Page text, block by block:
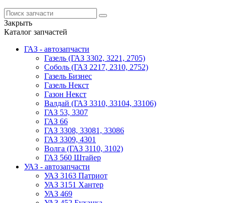
Закрыть
Каталог запчастей
ГАЗ - автозапчасти
Газель (ГАЗ 3302, 3221, 2705)
Соболь (ГАЗ 2217, 2310, 2752)
Газель Бизнес
Газель Некст
Газон Некст
Валдай (ГАЗ 3310, 33104, 33106)
ГАЗ 53, 3307
ГАЗ 66
ГАЗ 3308, 33081, 33086
ГАЗ 3309, 4301
Волга (ГАЗ 3110, 3102)
ГАЗ 560 Штайер
УАЗ - автозапчасти
УАЗ 3163 Патриот
УАЗ 3151 Хантер
УАЗ 469